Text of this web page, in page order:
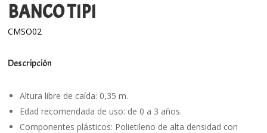
BANCO TIPI
CMSO02
Descripción
Altura libre de caída: 0,35 m.
Edad recomendada de uso: de 0 a 3 años.
Componentes plásticos: Polietileno de alta densidad con